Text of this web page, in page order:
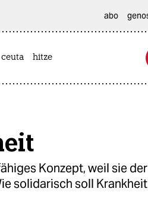
abo
ceuta hitze
Konzept, weil sie der
solidarisch soll Krankheit